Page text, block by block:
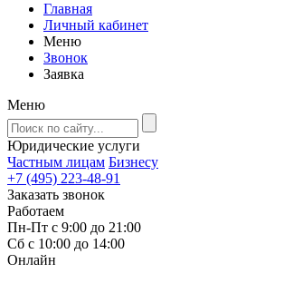
Главная
Личный кабинет
Меню
Звонок
Заявка
Меню
Юридические услуги
Частным лицам Бизнесу
+7 (495) 223-48-91
Заказать звонок
Работаем
Пн-Пт с 9:00 до 21:00
Сб с 10:00 до 14:00
Онлайн